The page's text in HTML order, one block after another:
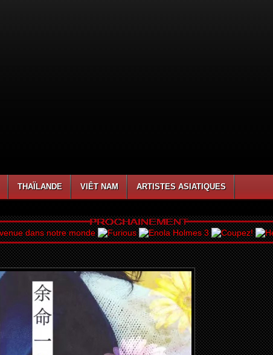
THAÏLANDE VIÊT NAM ARTISTES ASIATIQUES